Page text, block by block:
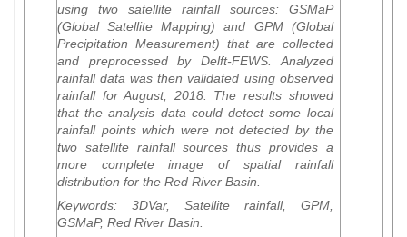
using two satellite rainfall sources: GSMaP
(Global Satellite Mapping) and GPM (Global
Precipitation Measurement) that are collected
and preprocessed by Delft-FEWS. Analyzed
rainfall data was then validated using observed
rainfall for August, 2018. The results showed
that the analysis data could detect some local
rainfall points which were not detected by the
two satellite rainfall sources thus provides a
more complete image of spatial rainfall
distribution for the Red River Basin.
Keywords: 3DVar, Satellite rainfall, GPM,
GSMaP, Red River Basin.